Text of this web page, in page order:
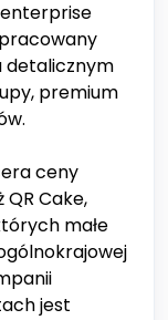
detalicznym
premium
ceny
Cake,
małe
jest